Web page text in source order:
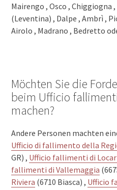
Mairengo , Osco , Chiggiogna
(Leventina) , Dalpe , Ambrì ,
Airolo , Madrano , Bedretto
Möchten Sie die
beim Ufficio
machen?
Andere Personen machten
Ufficio di fallimento della
GR) , Ufficio fallimenti di
fallimenti di Vallemaggia
Riviera (6710 Biasca) , Ufficio